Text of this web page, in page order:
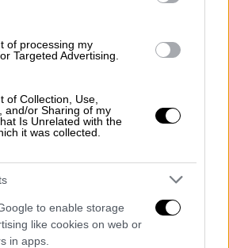
of processing my
Targeted Advertising.
of Collection, Use,
and/or Sharing of my
Is Unrelated with the
it was collected.
to enable storage
like cookies on web or
in apps.
άμεσα μετά από
της τεχνικής
τις ζημιές. Η
video